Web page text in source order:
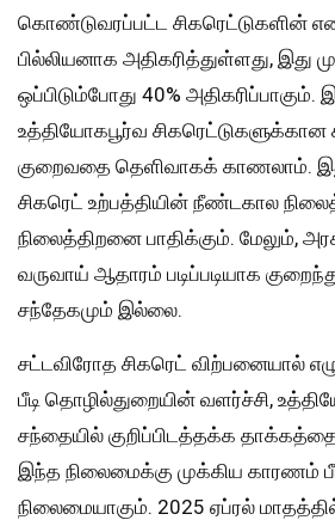
கொண்டுவரப்பட்ட சிகரெட்டுகளின்
பில்லியனாக அதிகரித்துள்ளது,
ஒப்பிடும்போது 40%
உத்தியோகபூர்வ
குறைவதை தெளிவாகக் காணலாம்.
சிகரெட் உற்பத்தியின் நீண்டகால
நிலைத்திறனை பாதிக்கும். மேலும்,
வருவாய் ஆதாரம் படிப்படியாக
சந்தேகமும் இல்லை.
சட்டவிரோத சிகரெட் விற்பனையால்
பீடி தொழில்துறையின் வளர்ச்சி,
சந்தையில் குறிப்பிடத்தக்க தாக்கத்தை
இந்த நிலைமைக்கு முக்கிய காரணம்
நிலைமையாகும். 2025 ஏப்ரல்